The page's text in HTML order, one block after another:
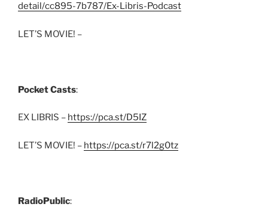
detail/cc895-7b787/Ex-Libris-Podcast
LET’S MOVIE! –
Pocket Casts:
EX LIBRIS – https://pca.st/D5IZ
LET’S MOVIE! – https://pca.st/r7l2g0tz
RadioPublic: